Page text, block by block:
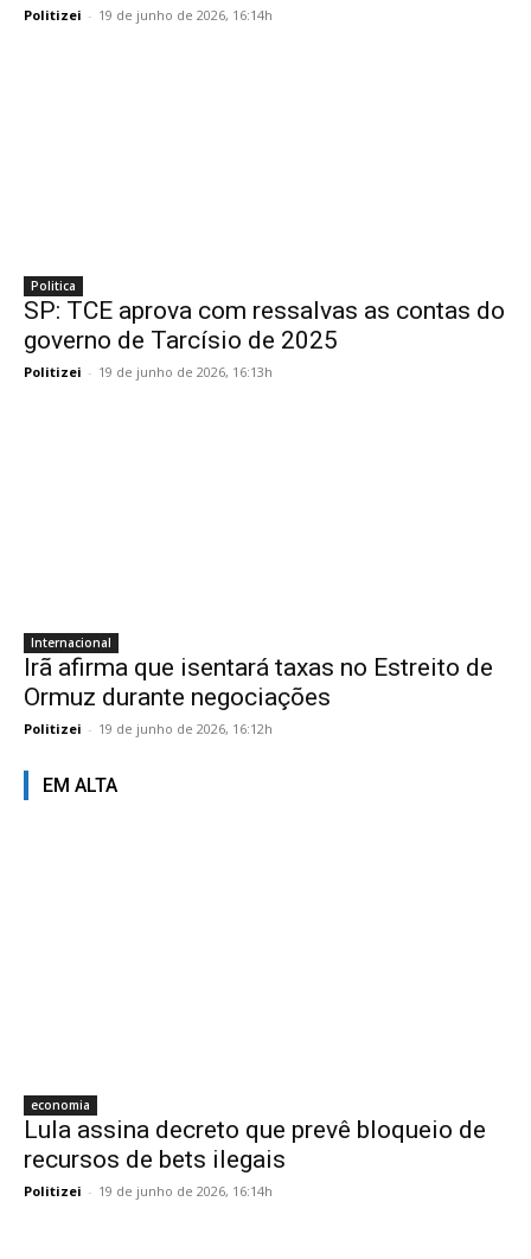
Politizei - 19 de junho de 2026, 16:14h
Politica
SP: TCE aprova com ressalvas as contas do
governo de Tarcísio de 2025
Politizei - 19 de junho de 2026, 16:13h
Internacional
Irã afirma que isentará taxas no Estreito de
Ormuz durante negociações
Politizei - 19 de junho de 2026, 16:12h
EM ALTA
economia
Lula assina decreto que prevê bloqueio de
recursos de bets ilegais
Politizei - 19 de junho de 2026, 16:14h